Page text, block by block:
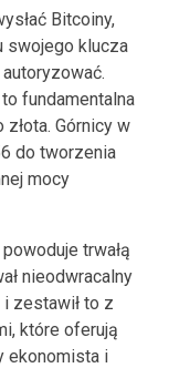
Bitcoiny,
swojego klucza
fundamentalna
Górnicy w
do tworzenia
mocy
trwałą
nieodwracalny
zestawił to z
które oferują
ekonomista i